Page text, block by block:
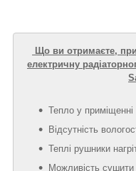
Що ви отримаєте,
електричну
Тепло у приміщенні
Відсутність
Теплі рушники
Можливість сушити